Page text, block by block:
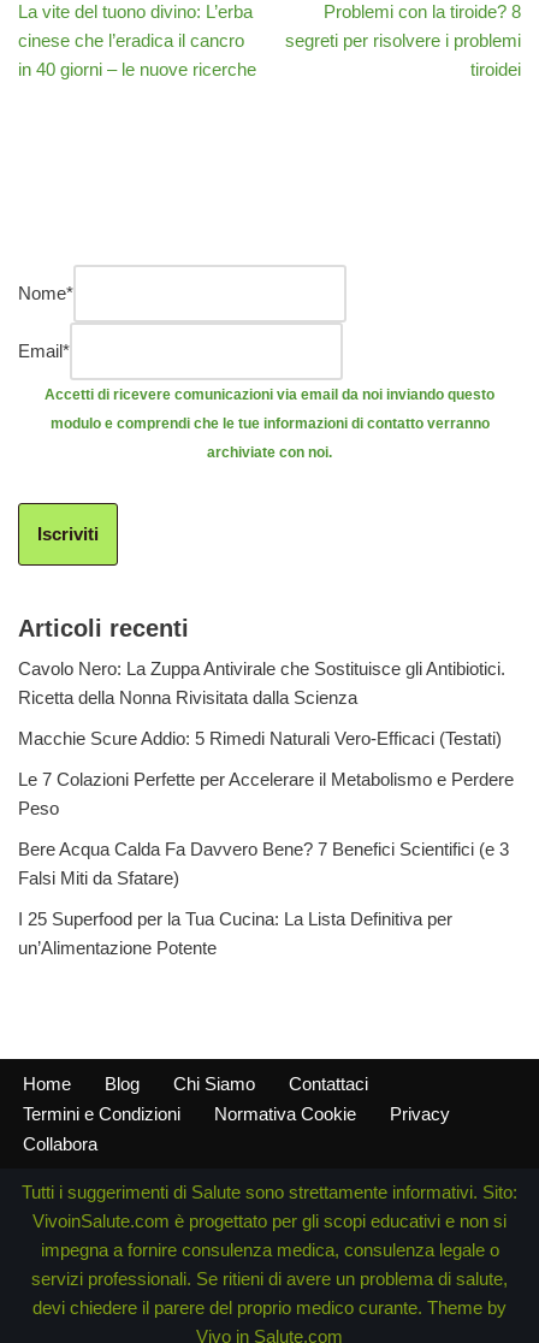
La vite del tuono divino: L’erba
cinese che l’eradica il cancro
in 40 giorni – le nuove ricerche
Problemi con la tiroide? 8
segreti per risolvere i problemi
tiroidei
Nome*
Email*
Accetti di ricevere comunicazioni via email da noi inviando questo
modulo e comprendi che le tue informazioni di contatto verranno
archiviate con noi.
Iscriviti
Articoli recenti
Cavolo Nero: La Zuppa Antivirale che Sostituisce gli Antibiotici.
Ricetta della Nonna Rivisitata dalla Scienza
Macchie Scure Addio: 5 Rimedi Naturali Vero-Efficaci (Testati)
Le 7 Colazioni Perfette per Accelerare il Metabolismo e Perdere
Peso
Bere Acqua Calda Fa Davvero Bene? 7 Benefici Scientifici (e 3
Falsi Miti da Sfatare)
I 25 Superfood per la Tua Cucina: La Lista Definitiva per
un’Alimentazione Potente
Home Blog Chi Siamo
Contattaci
Termini e Condizioni
Normativa Cookie
Privacy
Collabora
Tutti i suggerimenti di Salute sono strettamente informativi. Sito:
VivoinSalute.com è progettato per gli scopi educativi e non si
impegna a fornire consulenza medica, consulenza legale o
servizi professionali. Se ritieni di avere un problema di salute,
devi chiedere il parere del proprio medico curante. Theme by
Vivo in Salute.com